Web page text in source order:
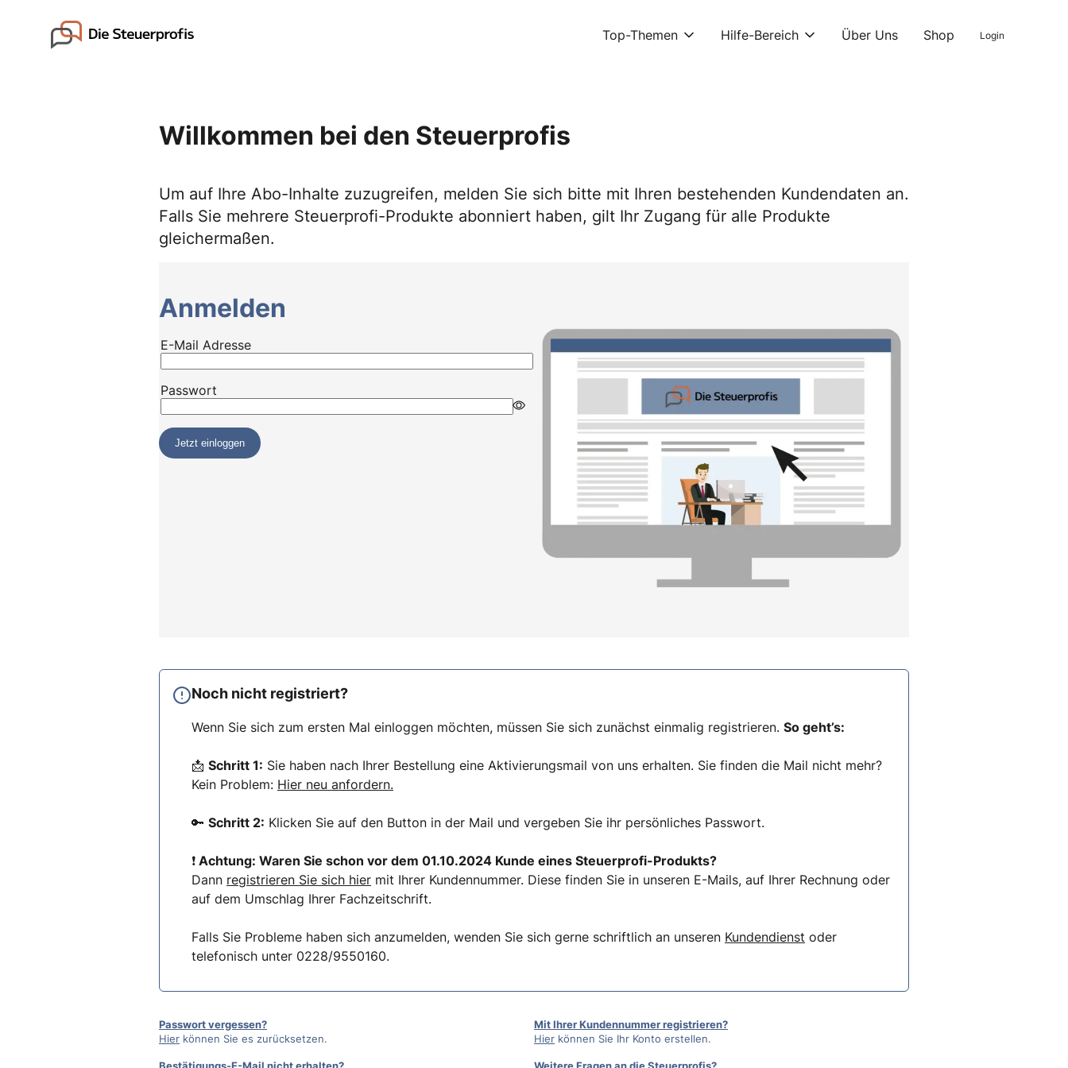
Go to landing page. Top-Themen Hilfe-Bereich Über Uns Shop Login
Willkommen bei den Steuerprofis
Um auf Ihre Abo-Inhalte zuzugreifen, melden Sie sich bitte mit Ihren bestehenden Kundendaten an.
Falls Sie mehrere Steuerprofi-Produkte abonniert haben, gilt Ihr Zugang für alle Produkte
gleichermaßen.
Anmelden
Noch nicht registriert?
Wenn Sie sich zum ersten Mal einloggen möchten, müssen Sie sich zunächst einmalig registrieren. So geht’s:
📩 Schritt 1: Sie haben nach Ihrer Bestellung eine Aktivierungsmail von uns erhalten. Sie finden die Mail nicht mehr?
Kein Problem: Hier neu anfordern.
🔑 Schritt 2: Klicken Sie auf den Button in der Mail und vergeben Sie ihr persönliches Passwort.
❗ Achtung: Waren Sie schon vor dem 01.10.2024 Kunde eines Steuerprofi-Produkts?
Dann registrieren Sie sich hier mit Ihrer Kundennummer. Diese finden Sie in unseren E-Mails, auf Ihrer Rechnung oder
auf dem Umschlag Ihrer Fachzeitschrift.
Falls Sie Probleme haben sich anzumelden, wenden Sie sich gerne schriftlich an unseren Kundendienst oder
telefonisch unter 0228/9550160.
Passwort vergessen?
Hier können Sie es zurücksetzen.
Mit Ihrer Kundennummer registrieren?
Hier können Sie Ihr Konto erstellen.